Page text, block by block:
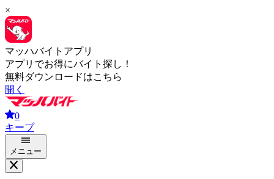
×
マッハバイトアプリ
アプリでお得にバイト探し！
無料ダウンロードはこちら
開く
0
キープ
メニュー